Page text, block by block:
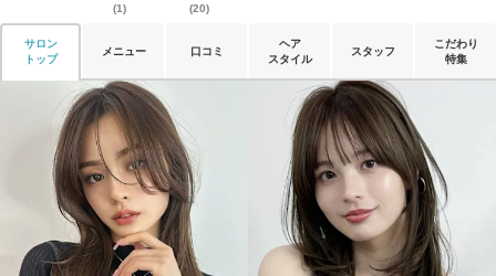
(1)
(20)
サロン
トップ
メニュー 口コミ
ヘア
スタイル
スタッフ
こだわり
特集